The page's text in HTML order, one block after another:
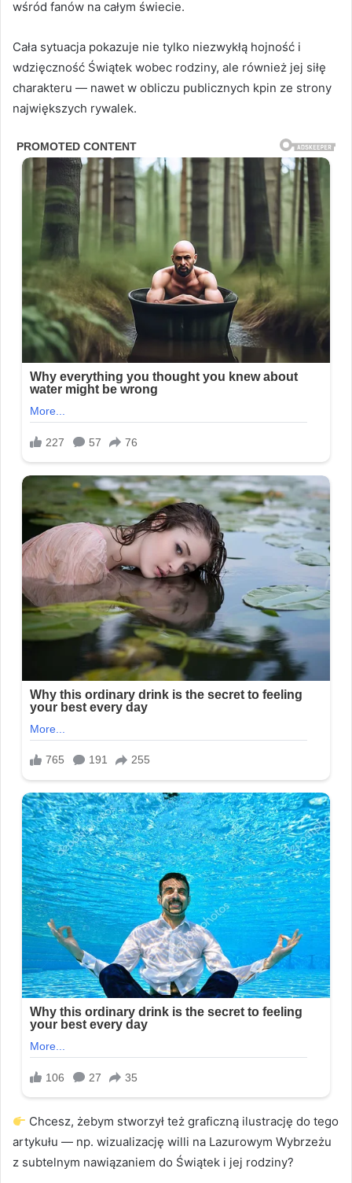
wśród fanów na całym świecie.
Cała sytuacja pokazuje nie tylko niezwykłą hojność i
wdzięczność Świątek wobec rodziny, ale również jej siłę
charakteru — nawet w obliczu publicznych kpin ze strony
największych rywalek.
Chcesz, żebym stworzył też graficzną ilustrację do tego
artykułu — np. wizualizację willi na Lazurowym Wybrzeżu
z subtelnym nawiązaniem do Świątek i jej rodziny?